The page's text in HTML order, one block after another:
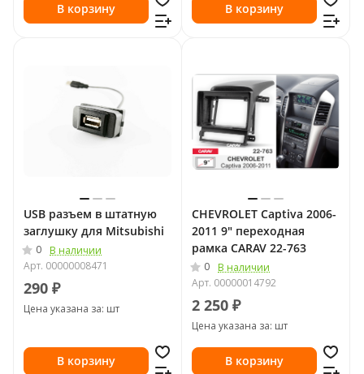
В корзину В корзину
USB разъем в штатную
заглушку для Mitsubishi
0
В наличии
Арт. 00000008471
290 ₽
Цена указана за: шт
В корзину
CHEVROLET Captiva 2006-
2011 9" переходная
рамка CARAV 22-763
0
В наличии
Арт. 00000014792
2 250 ₽
Цена указана за: шт
В корзину